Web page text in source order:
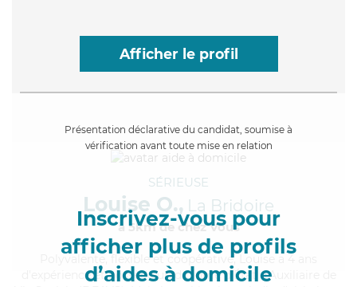
Afficher le profil
Présentation déclarative du candidat, soumise à
vérification avant toute mise en relation
Inscrivez-vous pour
afficher plus de profils
d’aides à domicile
SÉRIEUSE
Louise O., La Bridoire
à 5km de chez Vous
, flexible et coopérative, Louise a 4 ans
d'expérience et possède un diplôme d'État d'Auxiliaire de